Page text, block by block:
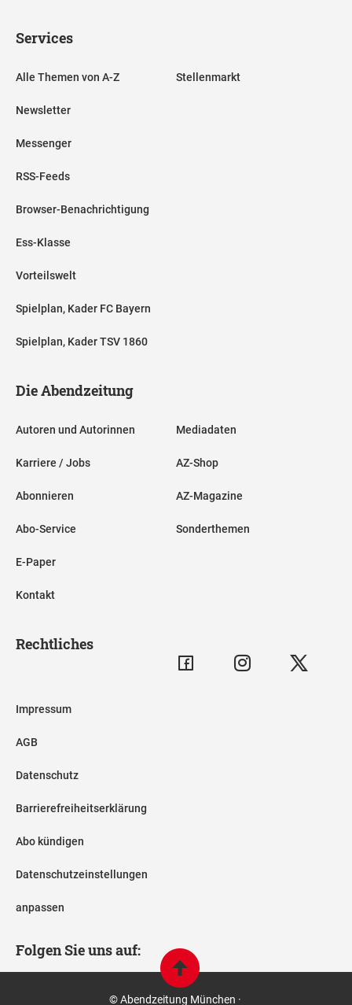
Services
Alle Themen von A-Z
Newsletter
Messenger
RSS-Feeds
Browser-Benachrichtigung
Ess-Klasse
Vorteilswelt
Spielplan, Kader FC Bayern
Spielplan, Kader TSV 1860
Stellenmarkt
Die Abendzeitung
Autoren und Autorinnen
Karriere / Jobs
Abonnieren
Abo-Service
E-Paper
Kontakt
Mediadaten
AZ-Shop
AZ-Magazine
Sonderthemen
Rechtliches
Impressum
AGB
Datenschutz
Barrierefreiheitserklärung
Abo kündigen
Datenschutzeinstellungen
anpassen
Folgen Sie uns auf:
© Abendzeitung München ·